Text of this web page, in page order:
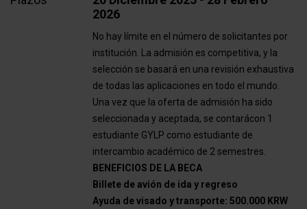
2026
No hay límite en el número de solicitantes por
institución. La admisión es competitiva, y la
selección se basará en una revisión exhaustiva
de todas las aplicaciones en todo el mundo.
Una vez que la oferta de admisión ha sido
seleccionada y aceptada, se contarácon 1
estudiante GYLP como estudiante de
intercambio académico de 2 semestres.
BENEFICIOS DE LA BECA
Billete de avión de ida y regreso
Ayuda de visado y transporte: 500.000 KRW